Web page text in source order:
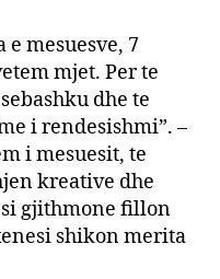
e mesuesve, 7
mjet. Per te
dhe te
i rendesishmi”. –
i mesuesit, te
kreative dhe
gjithmone fillon
shikon merita